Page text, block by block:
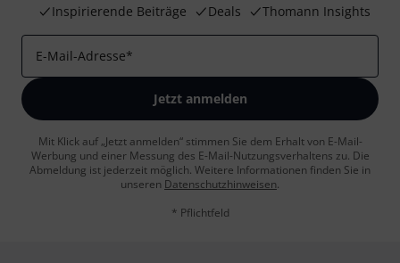
Inspirierende Beiträge
Deals Thomann Insights
E-Mail-Adresse*
Jetzt anmelden
Mit Klick auf „Jetzt anmelden“ stimmen Sie dem Erhalt von E-Mail-
Werbung und einer Messung des E-Mail-Nutzungsverhaltens zu. Die
Abmeldung ist jederzeit möglich. Weitere Informationen finden Sie in
unseren Datenschutzhinweisen.
* Pflichtfeld